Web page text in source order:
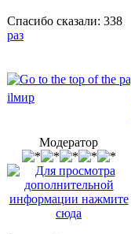
Спасибо сказали: 338
раз
ilмир
Модератор